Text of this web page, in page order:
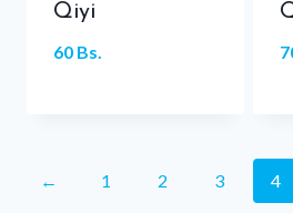
Qiyi
60 Bs.
← 1 2 3 4